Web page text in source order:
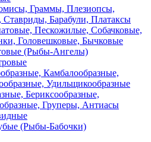
Граммы, Плезиопсы,
Барабули, Платаксы
Пескожилые, Собачковые,
Головешковые, Бычковые
(Рыбы-Ангелы)
Камбалообразные,
Удильщикообразные
Бериксообразные,
Груперы, Антиасы
(Рыбы-Бабочки)